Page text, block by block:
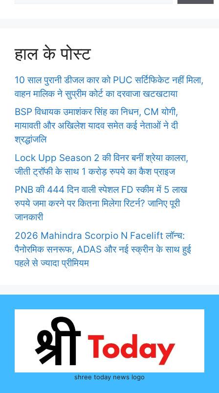
हाल के पोस्ट
10 साल पुरानी डीजल कार को PUC सर्टिफिकेट नहीं मिला,
वाहन मालिक ने सुप्रीम कोर्ट का दरवाजा खटखटाया
BSP विधायक उमाशंकर सिंह का निधन, CM योगी,
मायावती और अखिलेश यादव समेत कई नेताओं ने दी
श्रद्धांजलि
Lock Upp Season 2 की विनर बनीं श्रेया कालरा,
जीती ट्रॉफी के साथ 1 करोड़ रुपये का कैश प्राइज
PNB की 444 दिन वाली स्पेशल FD स्कीम में 5 लाख
रुपये जमा करने पर कितना मिलेगा रिटर्न? जानिए पूरी
जानकारी
2026 Mahindra Scorpio N Facelift लॉन्च:
पैनोरमिक सनरूफ, ADAS और नई स्क्रीन के साथ हुई
पहले से ज्यादा प्रीमियम
shree today news logo